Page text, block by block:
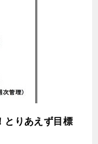
とりあえず目標